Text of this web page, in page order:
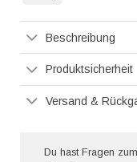
Beschreibung
Produktsicherheit
Versand &
Du hast Fragen